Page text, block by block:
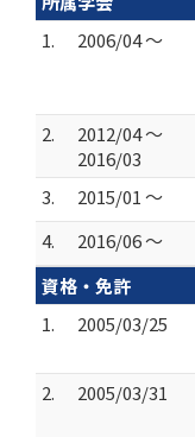
1.
2006/04 ～
2.
2012/04 ～
2016/03
3. 2015/01 ～
4.
2016/06 ～
資格・免許
1.
2005/03/25
2.
2005/03/31